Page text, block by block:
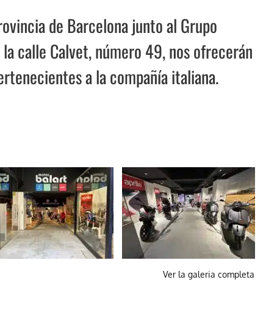
de Barcelona junto al Grupo
calle Calvet, número 49, nos ofrecerán
a la compañía italiana.
Ver la galeria completa